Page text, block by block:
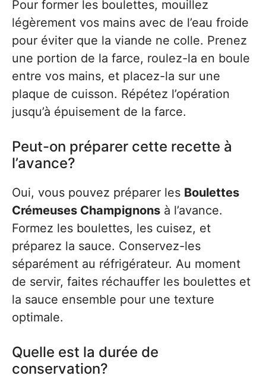
Pour former les boulettes, mouillez
légèrement vos mains avec de l’eau froide
pour éviter que la viande ne colle. Prenez
une portion de la farce, roulez-la en boule
entre vos mains, et placez-la sur une
plaque de cuisson. Répétez l’opération
jusqu’à épuisement de la farce.
Peut-on préparer cette recette à
l’avance?
Oui, vous pouvez préparer les Boulettes
Crémeuses Champignons à l’avance.
Formez les boulettes, les cuisez, et
préparez la sauce. Conservez-les
séparément au réfrigérateur. Au moment
de servir, faites réchauffer les boulettes et
la sauce ensemble pour une texture
optimale.
Quelle est la durée de
conservation?